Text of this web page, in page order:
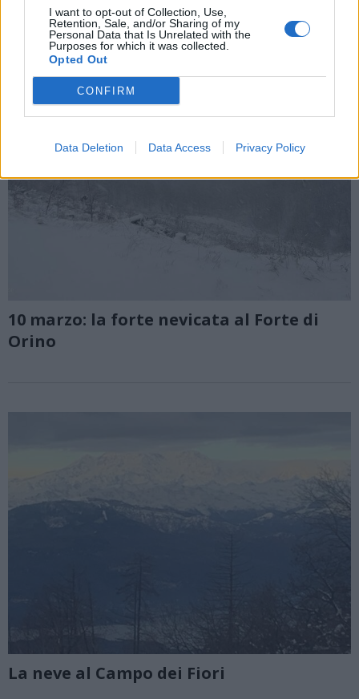
I want to opt-out of Collection, Use,
Retention, Sale, and/or Sharing of my
Personal Data that Is Unrelated with the
Purposes for which it was collected.
Opted Out
CONFIRM
Data Deletion Data Access Privacy Policy
10 marzo: la forte nevicata al Forte di
Orino
La neve al Campo dei Fiori